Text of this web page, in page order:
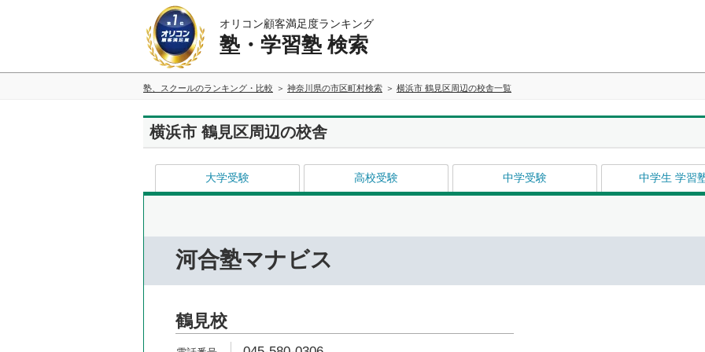
オリコン顧客満足度ランキング
塾・学習塾 検索
塾、スクールのランキング・比較 神奈川県の市区町村検索 横浜市 鶴見区周辺の校舎一覧
横浜市 鶴見区周辺の校舎
大学受験 高校受験 中学受験 中学生 学習
河合塾マナビス
鶴見校